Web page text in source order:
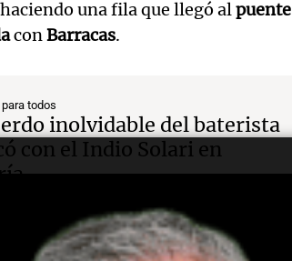
una fila que llegó alpuente
conBarracas.
todos
inolvidable del baterista
con el Indio Solari en